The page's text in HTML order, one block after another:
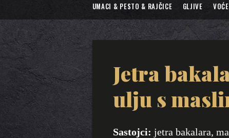
UMACI & PESTO & RAJČICE
GLJIVE VOĆE
Jetra
ulju s
Sastojci: jetra bakalara,